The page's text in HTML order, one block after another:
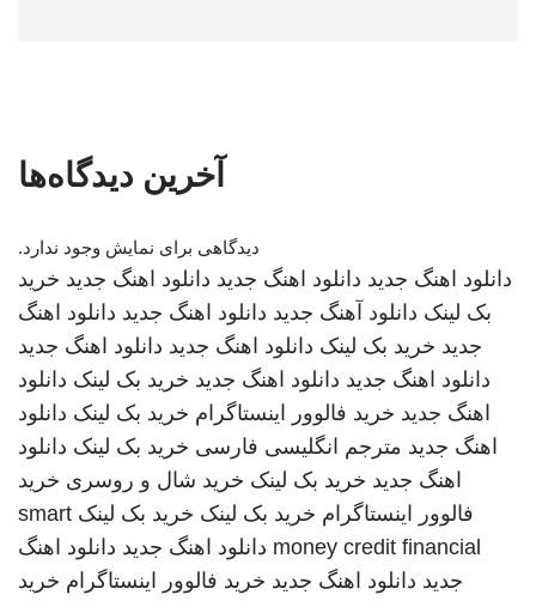
آخرین دیدگاه‌ها
دیدگاهی برای نمایش وجود ندارد.
دانلود اهنگ جدید دانلود اهنگ جدید دانلود اهنگ جدید خرید
بک لینک دانلود آهنگ جدید دانلود اهنگ جدید دانلود اهنگ
جدید خرید بک لینک دانلود اهنگ جدید دانلود اهنگ جدید
دانلود اهنگ جدید دانلود اهنگ جدید خرید بک لینک دانلود
اهنگ جدید خرید فالوور اینستاگرام خرید بک لینک دانلود
اهنگ جدید مترجم انگلیسی فارسی خرید بک لینک دانلود
اهنگ جدید خرید بک لینک خرید شال و روسری خرید
فالوور اینستاگرام خرید بک لینک خرید بک لینک smart
money credit financial دانلود اهنگ جدید دانلود اهنگ
جدید دانلود اهنگ جدید خرید فالوور اینستاگرام خرید